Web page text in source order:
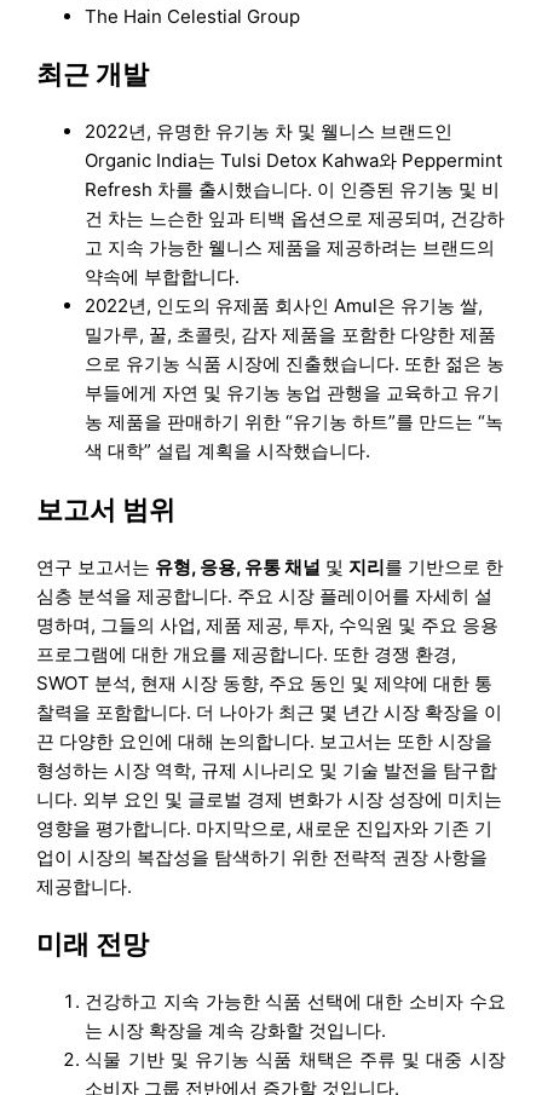
The Hain Celestial Group
최근 개발
2022년, 유명한 유기농 차 및 웰니스 브랜드인
Organic India는 Tulsi Detox Kahwa와 Peppermint
Refresh 차를 출시했습니다. 이 인증된 유기농 및 비
건 차는 느슨한 잎과 티백 옵션으로 제공되며, 건강하
고 지속 가능한 웰니스 제품을 제공하려는 브랜드의
약속에 부합합니다.
2022년, 인도의 유제품 회사인 Amul은 유기농 쌀,
밀가루, 꿀, 초콜릿, 감자 제품을 포함한 다양한 제품
으로 유기농 식품 시장에 진출했습니다. 또한 젊은 농
부들에게 자연 및 유기농 농업 관행을 교육하고 유기
농 제품을 판매하기 위한 “유기농 하트”를 만드는 “녹
색 대학” 설립 계획을 시작했습니다.
보고서 범위
연구 보고서는 유형, 응용, 유통 채널 및지리를 기반으로 한
심층 분석을 제공합니다. 주요 시장 플레이어를 자세히 설
명하며, 그들의 사업, 제품 제공, 투자, 수익원 및 주요 응용
프로그램에 대한 개요를 제공합니다. 또한 경쟁 환경,
SWOT 분석, 현재 시장 동향, 주요 동인 및 제약에 대한 통
찰력을 포함합니다. 더 나아가 최근 몇 년간 시장 확장을 이
끈 다양한 요인에 대해 논의합니다. 보고서는 또한 시장을
형성하는 시장 역학, 규제 시나리오 및 기술 발전을 탐구합
니다. 외부 요인 및 글로벌 경제 변화가 시장 성장에 미치는
영향을 평가합니다. 마지막으로, 새로운 진입자와 기존 기
업이 시장의 복잡성을 탐색하기 위한 전략적 권장 사항을
제공합니다.
미래 전망
건강하고 지속 가능한 식품 선택에 대한 소비자 수요
는 시장 확장을 계속 강화할 것입니다.
식물 기반 및 유기농 식품 채택은 주류 및 대중 시장
소비자 그룹 전반에서 증가할 것입니다.